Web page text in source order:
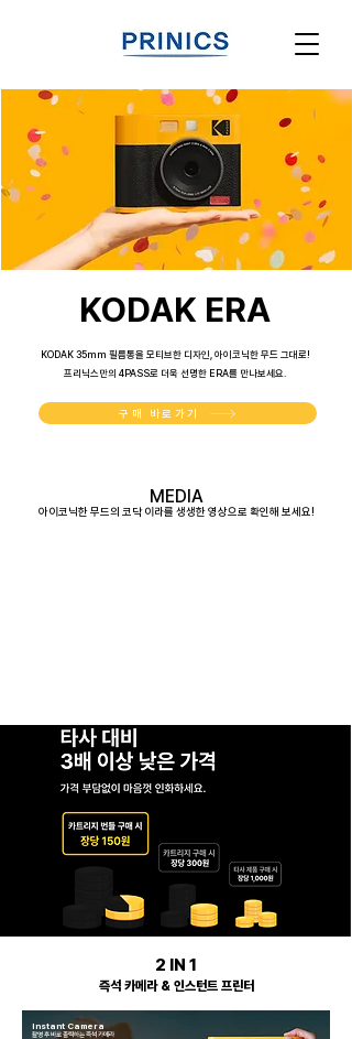
KODAK ERA
KODAK 35mm 필름통을 모티브한 디자인 , 아이코닉한 무드 그대로!
프리닉스만의 4PASS로 더욱 선명한 ERA를 만나보세요.
구매 바로가기
MEDIA
아이코닉한 무드의 코닥 이라를 생생한 영상으로 확인해 보세요!
2 IN 1
즉석 카메라 & 인스턴트 프린터
Instant Camera
촬영 후 바로 출력하는 즉석 카메라